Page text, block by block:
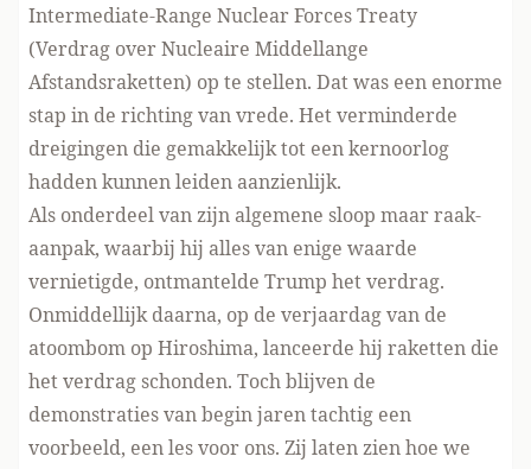
Intermediate-Range Nuclear Forces Treaty
(Verdrag over Nucleaire Middellange
Afstandsraketten) op te stellen. Dat was een enorme
stap in de richting van vrede. Het verminderde
dreigingen die gemakkelijk tot een kernoorlog
hadden kunnen leiden aanzienlijk.
Als onderdeel van zijn algemene sloop maar raak-
aanpak, waarbij hij alles van enige waarde
vernietigde, ontmantelde Trump het verdrag.
Onmiddellijk daarna, op de verjaardag van de
atoombom op Hiroshima, lanceerde hij raketten die
het verdrag schonden. Toch blijven de
demonstraties van begin jaren tachtig een
voorbeeld, een les voor ons. Zij laten zien hoe we